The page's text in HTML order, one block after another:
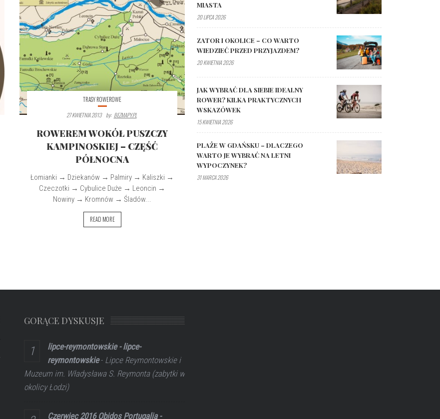
TRASY ROWEROWE
27 KWIETNIA 2013
By: BEZMAPY.PL
ROWEREM WOKÓŁ PUSZCZY
KAMPINOSKIEJ – CZĘŚĆ
PÓŁNOCNA
Łomianki → Dziekanów → Palmiry → Kaliszki →
Czeczotki → Cybulice Duże → Leoncin →
Nowiny → Kromnów → Śladów...
READ MORE
MIASTA
20 LIPCA 2026
ZATOR I OKOLICE – CO WARTO
WIEDZIEĆ PRZED PRZYJAZDEM?
20 KWIETNIA 2026
JAK WYBRAĆ DLA SIEBIE IDEALNY
ROWER? KILKA PRAKTYCZNYCH
WSKAZÓWEK
15 KWIETNIA 2026
PLAŻE W GDAŃSKU – DLACZEGO
WARTO JE WYBRAĆ NA LETNI
WYPOCZYNEK?
31 MARCA 2026
GORĄCE DYSKUSJE
lipce-reymontowskie - lipce-
reymontowskie- Lipce Reymontowskie i
Muzeum im. Władysława S. Reymonta (zabytki w
okolicy Łodzi)
Czerwiec 2016 Obidos Portugalia -